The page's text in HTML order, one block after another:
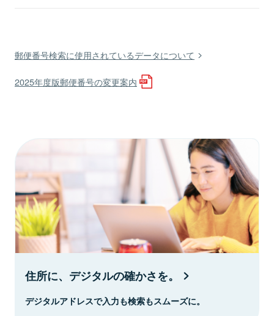
郵便番号検索に使用されているデータについて
2025年度版郵便番号の変更案内
住所に、デジタルの確かさを。
デジタルアドレスで入力も検索もスムーズに。